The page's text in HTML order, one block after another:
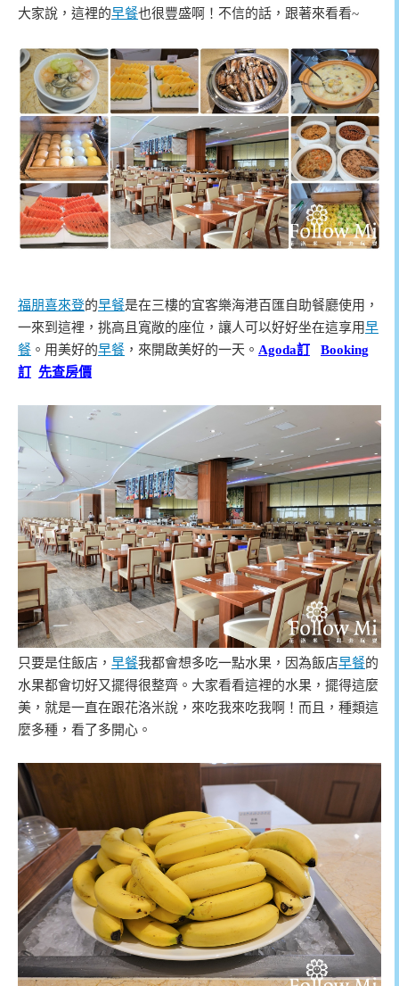
大家說，這裡的早餐也很豐盛啊！不信的話，跟著來看看~
福朋喜來登的早餐是在三樓的宜客樂海港百匯自助餐廳使用，
一來到這裡，挑高且寬敞的座位，讓人可以好好坐在這享用早
餐 。用美好的早餐 ，來開啟美好的一天。 Agoda訂
Booking
訂 先查房價
只要是住飯店， 早餐我都會想多吃一點水果，因為飯店早餐的
水果都會切好又擺得很整齊。大家看看這裡的水果，擺得這麼
美，就是一直在跟花洛米說，來吃我來吃我啊！而且，種類這
麼多種，看了多開心。